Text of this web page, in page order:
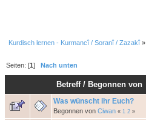
Kurdisch lernen - Kurmancî / Soranî / Zazakî »
Seiten: [1]Nach unten
Betreff/Begonnen von
Was wünscht ihr Euch?
Begonnen von Ciwan « 1 2 »